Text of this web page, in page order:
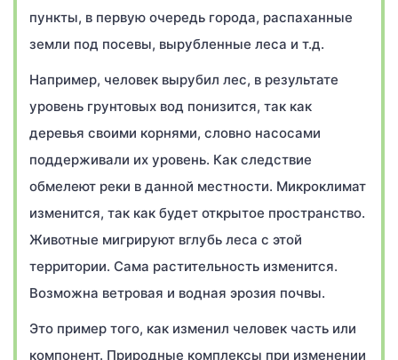
пункты, в первую очередь города, распаханные
земли под посевы, вырубленные леса и т.д.
Например, человек вырубил лес, в результате
уровень грунтовых вод понизится, так как
деревья своими корнями, словно насосами
поддерживали их уровень. Как следствие
обмелеют реки в данной местности. Микроклимат
изменится, так как будет открытое пространство.
Животные мигрируют вглубь леса с этой
территории. Сама растительность изменится.
Возможна ветровая и водная эрозия почвы.
Это пример того, как изменил человек часть или
компонент. Природные комплексы при изменении